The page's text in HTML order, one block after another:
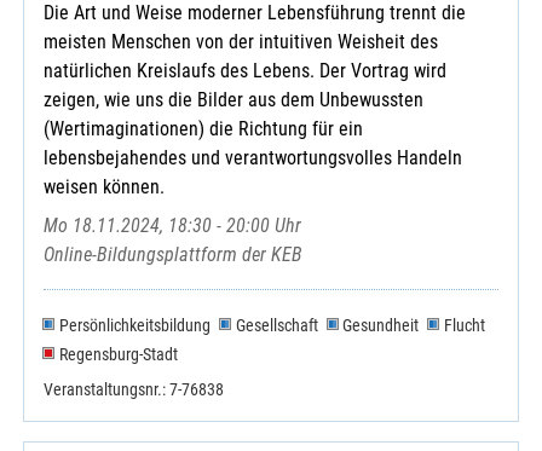
Die Art und Weise moderner Lebensführung trennt die
meisten Menschen von der intuitiven Weisheit des
natürlichen Kreislaufs des Lebens. Der Vortrag wird
zeigen, wie uns die Bilder aus dem Unbewussten
(Wertimaginationen) die Richtung für ein
lebensbejahendes und verantwortungsvolles Handeln
weisen können.
Mo 18.11.2024, 18:30 - 20:00 Uhr
Online-Bildungsplattform der KEB
Persönlichkeitsbildung Gesellschaft Gesundheit
Flucht
Regensburg-Stadt
Veranstaltungsnr.: 7-76838